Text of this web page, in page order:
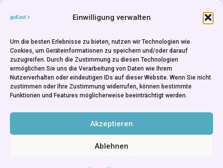
Einwilligung verwalten
Um die besten Erlebnisse zu bieten, nutzen wir Technologien wie
Cookies, um Geräteinformationen zu speichern und/oder darauf
zuzugreifen. Durch die Zustimmung zu diesen Technologien
ermöglichen Sie uns die Verarbeitung von Daten wie Ihrem
Nutzerverhalten oder eindeutigen IDs auf dieser Website. Wenn Sie nicht
zustimmen oder Ihre Zustimmung widerrufen, können bestimmte
Funktionen und Features möglicherweise beeinträchtigt werden.
Akzeptieren
Ablehnen
FACEBOOK
INSTAGRAM